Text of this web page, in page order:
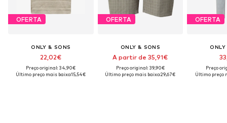
OFERTA
ONLY & SONS
22,02€
Preço original: 34,90€
Último preço mais baixo:15,54€
OFERTA
ONLY & SONS
A partir de 35,91€
Preço original: 39,90€
Último preço mais baixo:29,67€
OFERTA
Preço
Último preço